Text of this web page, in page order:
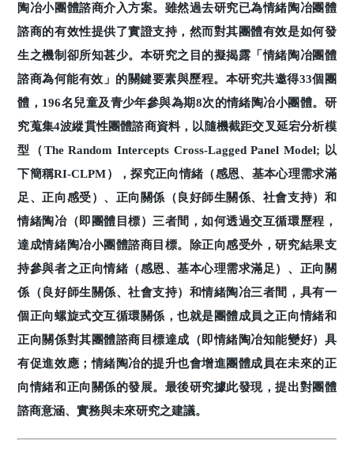
陶冶小團體諮商介入方案。雖然過去研究已為情緒陶冶團體
諮商的有效性提供了實證支持，然而對其團體有效是如何發
生之機制卻所知甚少。本研究之目的擬揭露「情緒陶冶團體
諮商為何能有效」的關鍵要素與歷程。本研究共邀得33個團
體，196名兒童及青少年參與為期8次的情緒陶冶小團體。研
究蒐集4波縱貫性團體諮商資料，以隨機截距交叉延宕分析模
型（The Random Intercepts Cross-Lagged Panel Model; 以
下簡稱RI-CLPM），探究正向情緒（感恩、基本心理需求滿
足、正向感受）、正向關係（良好師生關係、社會支持）和
情緒陶冶（即團體目標）三者間，如何透過交互循環歷程，
達成情緒陶冶小團體諮商目標。除正向感受外，研究結果支
持參與者之正向情緒（感恩、基本心理需求滿足）、正向關
係（良好師生關係、社會支持）和情緒陶冶三者間，具有一
個正向螺旋式交互循環關係，也就是團體成員之正向情緒和
正向關係對其團體諮商目標達成（即情緒陶冶知能變好）具
有促進效應；情緒陶冶的提升也會增進團體成員在未來的正
向情緒和正向關係的發展。最後研究據此發現，提出對團體
諮商意涵、實務與未來研究之建議。